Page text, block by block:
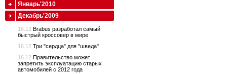
Январь'2010
Декабрь'2009
16.12 Brabus разработал самый
быстрый кроссовер в мире
16.12 Три "сердца" для "шведа"
16.12 Правительство может
запретить эксплуатацию старых
автомобилей с 2012 года